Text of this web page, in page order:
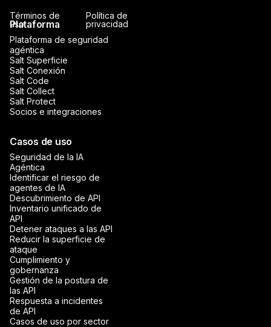
Plataforma
Plataforma de seguridad
agéntica
Salt Superficie
Salt Conexión
Salt Code
Salt Collect
Salt Protect
Socios e integraciones
Casos de uso
Seguridad de la IA
Agéntica
Identificar el riesgo de
agentes de IA
Descubrimiento de API
Inventario unificado de
API
Detener ataques a las API
Reducir la superficie de
ataque
Cumplimiento y
gobernanza
Gestión de la postura de
las API
Respuesta a incidentes
de API
Casos de uso por sector
Términos de
uso
Política de
privacidad